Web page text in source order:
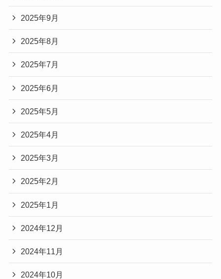
2025年9月
2025年8月
2025年7月
2025年6月
2025年5月
2025年4月
2025年3月
2025年2月
2025年1月
2024年12月
2024年11月
2024年10月